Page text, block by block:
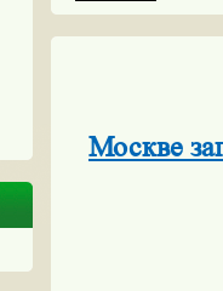
Москве